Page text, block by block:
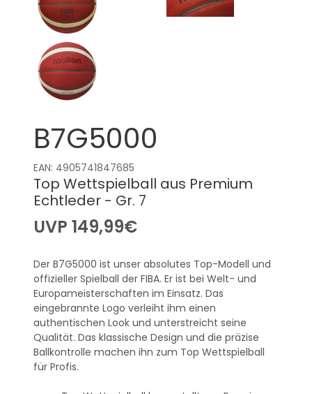
B7G5000
EAN: 4905741847685
Top Wettspielball aus Premium
Echtleder - Gr. 7
UVP 149,99€
Der B7G5000 ist unser absolutes Top-Modell und
offizieller Spielball der FIBA. Er ist bei Welt- und
Europameisterschaften im Einsatz. Das
eingebrannte Logo verleiht ihm einen
authentischen Look und unterstreicht seine
Qualität. Das klassische Design und die präzise
Ballkontrolle machen ihn zum Top Wettspielball
für Profis.